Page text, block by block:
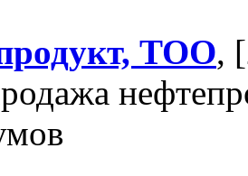
ТОО,